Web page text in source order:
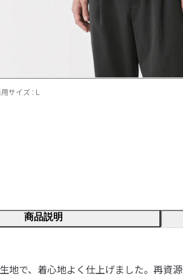
サイズ : L
商品説明
地で、着心地よく仕上げました。再資